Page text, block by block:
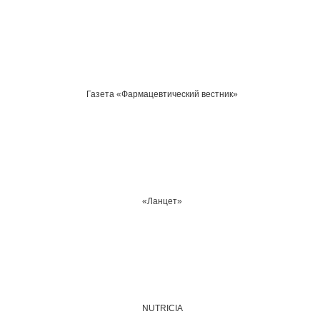
Газета «Фармацевтический вестник»
«Ланцет»
NUTRICIA